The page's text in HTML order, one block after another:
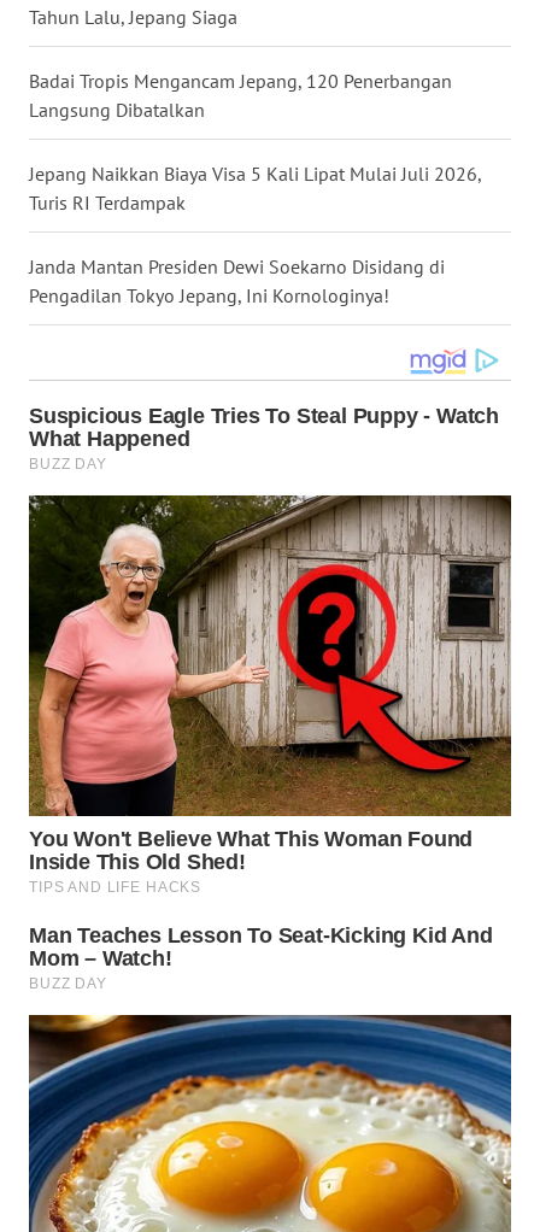
Tahun Lalu, Jepang Siaga
Badai Tropis Mengancam Jepang, 120 Penerbangan
Langsung Dibatalkan
Jepang Naikkan Biaya Visa 5 Kali Lipat Mulai Juli 2026,
Turis RI Terdampak
Janda Mantan Presiden Dewi Soekarno Disidang di
Pengadilan Tokyo Jepang, Ini Kornologinya!
WN
WN
JOGJA
WN
JATIM
WN
BALI
WN
KALBAR
WN
KALTENG
WN
KALTARA
WN
KALSEL
WN
KALTIM
WN
SULSEL
GORONTALO
WN
SULUT
WN
MALUKU
WN
MALUT